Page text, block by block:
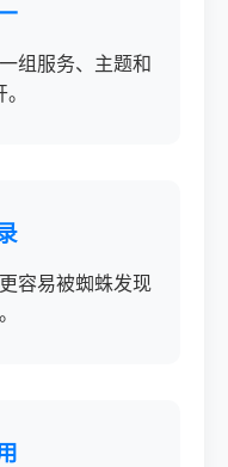
组服务、主题和
容易被蜘蛛发现